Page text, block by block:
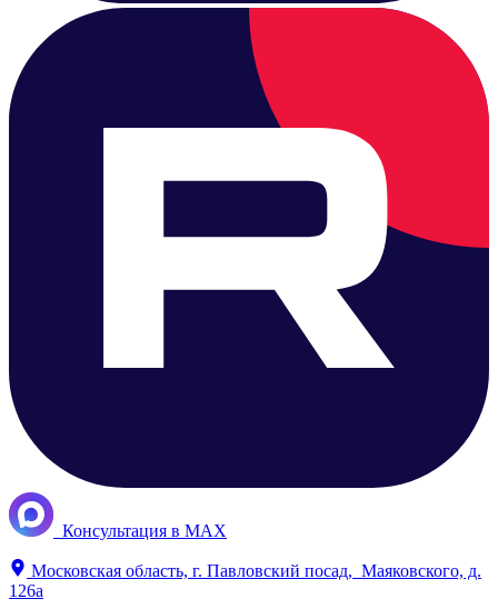
​ ​Консультация в MAX
​Московская область, г. Павловский посад, ​Маяковского, д.
126а